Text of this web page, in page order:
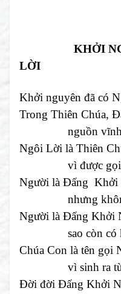
KHỞI
LỜI
Khởi nguyên đã có
Trong Thiên Chúa,
nguồn vĩnh
Ngôi Lời là Thiên
vì được gọi
Người là Đấng Khởi
nhưng không
Người là Đấng Khởi
sao còn có
Chúa Con là tên gọi
vì sinh ra từ
Đời đời Đấng Khởi